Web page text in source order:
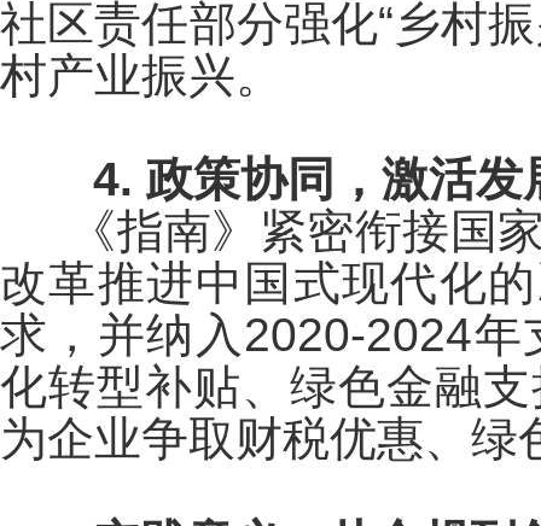
社区责任部分强化“乡村
村产业振兴。
4. 政策协同，激活发
《指南》紧密衔接国
改革推进中国式现代化
求，并纳入2020-2024
化转型补贴、绿色金融
为企业争取财税优惠、